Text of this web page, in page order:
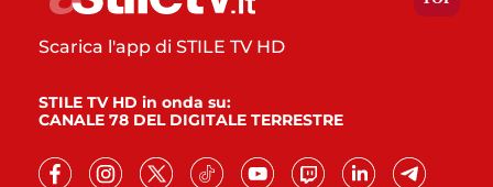
Scarica l'app di STILE TV HD
STILE TV HD in onda su:
CANALE 78 DEL DIGITALE TERRESTRE